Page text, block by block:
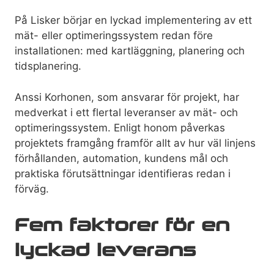
På Lisker börjar en lyckad implementering av ett
mät- eller optimeringssystem redan före
installationen: med kartläggning, planering och
tidsplanering.
Anssi Korhonen, som ansvarar för projekt, har
medverkat i ett flertal leveranser av mät- och
optimeringssystem. Enligt honom påverkas
projektets framgång framför allt av hur väl linjens
förhållanden, automation, kundens mål och
praktiska förutsättningar identifieras redan i
förväg.
Fem faktorer för en
lyckad leverans